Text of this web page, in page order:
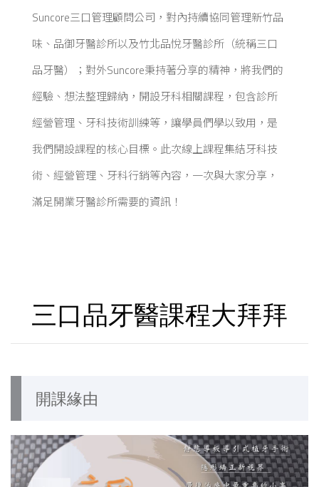
Suncore三口管理顧問公司，對內持續協同管理新竹品
味、品御牙醫診所以及竹北品悅牙醫診所（統稱三口
品牙醫）；對外Suncore秉持著分享的精神，將我們的
經驗、想法整理歸納，開設牙科相關課程，包含診所
經營管理、牙科技術訓練等，讓學員們學以致用，是
我們開設課程的核心目標。此次線上課程集結牙科技
術、經營管理、牙科行銷等內容，一次與大家分享，
滿足開業牙醫診所需要的資訊！
三口品牙醫課程大拜拜
開課緣由